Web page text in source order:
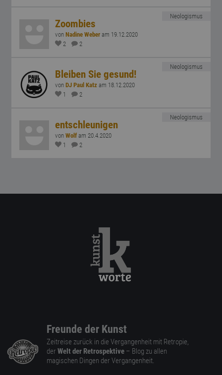
Neologismus
Zoombies
vonNadine Weber am 19.12.2020
2
2
Neologismus
Bleiben Sie gesund!
vonDJ Paul Katz am 18.12.2020
1
2
Neologismus
entschleunigen
vonWolf am 20.4.2020
1
2
Freunde der Kunst
Zeitreise zurück in die Vergangenheit mit Retropie,
der Welt der Retrospektive – Blog zu allen
magischen Dingen der Vergangenheit.